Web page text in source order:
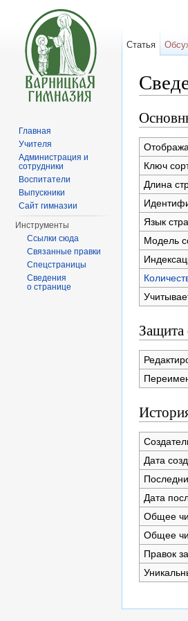
Ключ
Длина
Язык
Модель
Защита
Дата
Дата
Общее
Общее
Правок
Статья
Главная
Учителя
Администрация и
сотрудники
Воспитатели
Выпускники
Сайт гимназии
Инструменты
Ссылки сюда
Связанные правки
Спецстраницы
Сведения
о странице